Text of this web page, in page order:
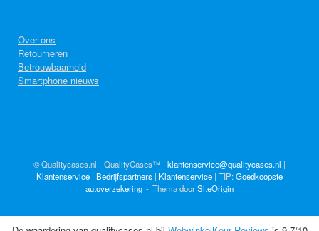
Over ons
Retourneren
Betrouwbaarheid
Smartphone nieuws
© Qualitycases.nl - QualityCases™ | klantenservice@qualitycases.nl |
Klantenservice | Bedrijfspartners | Klantenservice | TIP:Goedkoopste
autoverzekering
Thema doorSiteOrigin